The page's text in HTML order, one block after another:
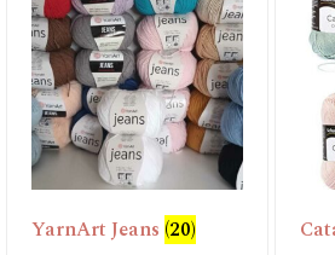
YarnArt Jeans (20)